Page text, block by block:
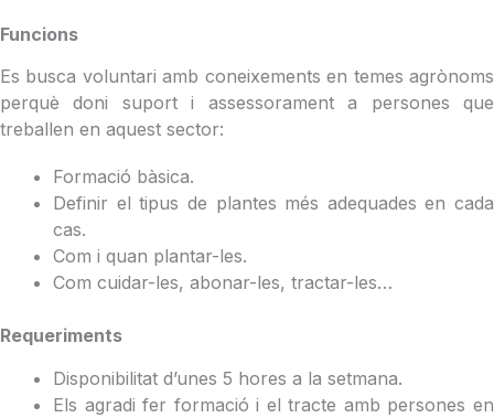
Funcions
Es busca voluntari amb coneixements en temes agrònoms
perquè doni suport i assessorament a persones que
treballen en aquest sector:
Formació bàsica.
Definir el tipus de plantes més adequades en cada
cas.
Com i quan plantar-les.
Com cuidar-les, abonar-les, tractar-les…
Requeriments
Disponibilitat d’unes 5 hores a la setmana.
Els agradi fer formació i el tracte amb persones en